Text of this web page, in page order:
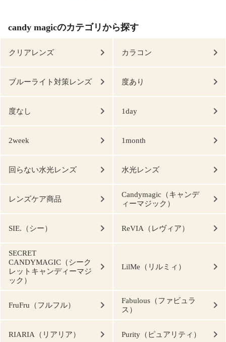
candy magicのカテゴリから探す
クリアレンズ カラコン
ブルーライト対策レンズ 度あり
度なし 1day
2week 1month
回らない水光レンズ 水光レンズ
レンズケア商品
Candymagic（キャンデ
ィーマジック）
SIE.（シー） ReVIA（レヴィア）
SECRET
CANDYMAGIC（シーク
レットキャンディーマジ
ック）
LilMe（リルミィ）
FruFru（フルフル）
Fabulous（ファビュラ
ス）
RIARIA（リアリア） Purity（ピュアリティ）